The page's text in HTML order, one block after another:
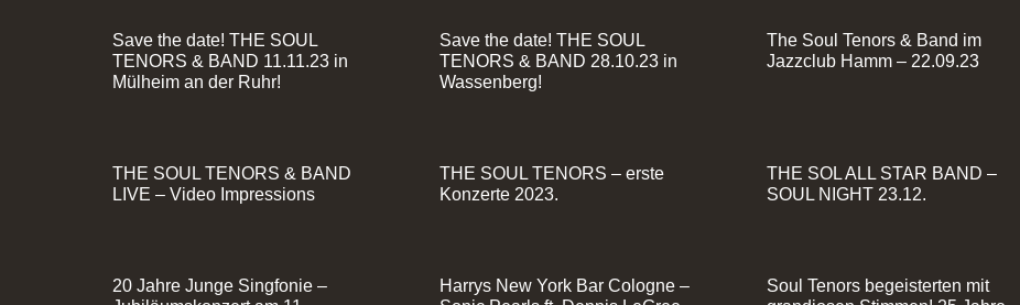
Save the date! THE SOUL
TENORS & BAND 11.11.23 in
Mülheim an der Ruhr!
Save the date! THE SOUL
TENORS & BAND 28.10.23 in
Wassenberg!
The Soul Tenors & Band im
Jazzclub Hamm – 22.09.23
THE SOUL TENORS & BAND
LIVE – Video Impressions
THE SOUL TENORS – erste
Konzerte 2023.
THE SOL ALL STAR BAND –
SOUL NIGHT 23.12.
20 Jahre Junge Singfonie –
Harrys New York Bar Cologne –
Soul Tenors begeisterten mit